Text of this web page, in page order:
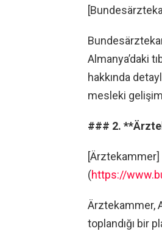
Almanya’daki
hakkında
mesleki
### 2.
[Ärztekammer]
(https://
Ärztekammer,
toplandığı bir